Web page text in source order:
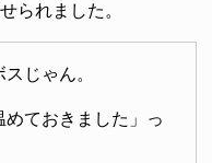
られました。
じゃん。
めておきました」っ